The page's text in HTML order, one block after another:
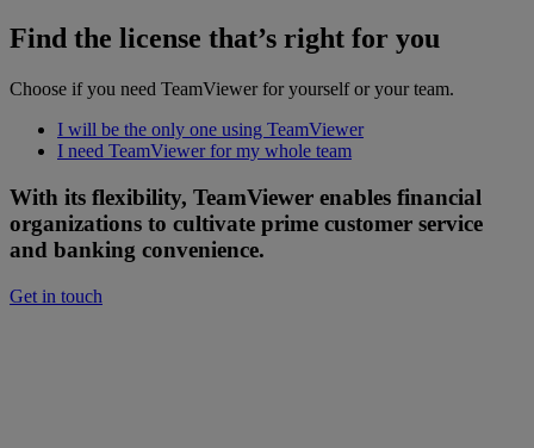
Find the license that’s right for you
Choose if you need TeamViewer for yourself or your team.
I will be the only one using TeamViewer
I need TeamViewer for my whole team
With its flexibility, TeamViewer enables financial
organizations to cultivate prime customer service
and banking convenience.
Get in touch